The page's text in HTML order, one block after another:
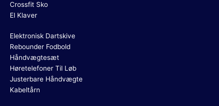
Crossfit Sko
El Klaver
Elektronisk Dartskive
Rebounder Fodbold
Håndvægtesæt
Høretelefoner Til Løb
Justerbare Håndvægte
Kabeltårn